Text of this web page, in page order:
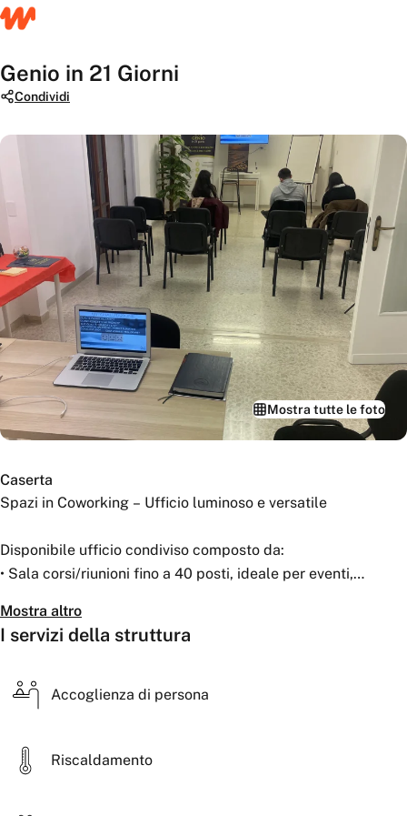
Genio in 21 Giorni
Condividi
Mostra tutte le foto
Caserta
Spazi in Coworking – Ufficio luminoso e versatile
Disponibile ufficio condiviso composto da:
• Sala corsi/riunioni fino a 40 posti, ideale per eventi,
• Saletta privata per consulenze riservate.
• Open space per relax o networking.
• Bagno dedicato.
piccoli team.
Mostra altro
I servizi della struttura
Accoglienza di persona
Riscaldamento